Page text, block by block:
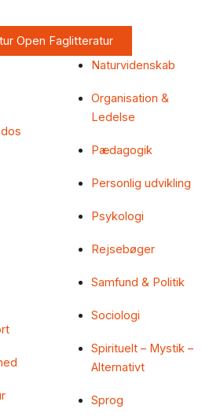
Open Faglitteratur
Naturvidenskab
Organisation &
Ledelse
Pædagogik
Personlig udvikling
Psykologi
Rejsebøger
Samfund & Politik
Sociologi
Spirituelt – Mystik –
Alternativt
Sprog